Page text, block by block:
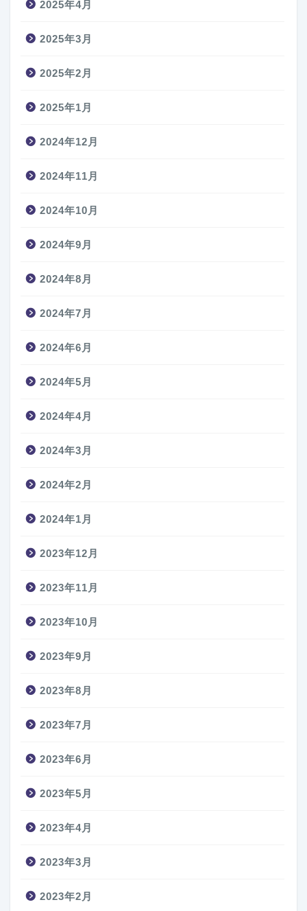
2025年4月
2025年3月
2025年2月
2025年1月
2024年12月
2024年11月
2024年10月
2024年9月
2024年8月
2024年7月
2024年6月
2024年5月
2024年4月
2024年3月
2024年2月
2024年1月
2023年12月
2023年11月
2023年10月
2023年9月
2023年8月
2023年7月
2023年6月
2023年5月
2023年4月
2023年3月
2023年2月